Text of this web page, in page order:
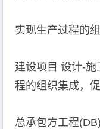
实现生产过程的
建设项目 设计-
程的组织集成，
总承包方工程